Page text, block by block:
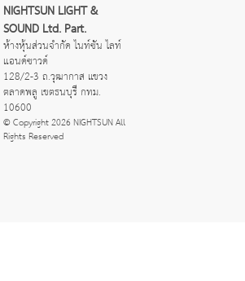
NIGHTSUN LIGHT &
SOUND Ltd. Part.
ห้างหุ้นส่วนจำกัด ไนท์ซัน ไลท์
แอนด์ซาวด์
128/2-3 ถ.วุฒากาส แขวง
ตลาดพลู เขตธนบุรี กทม.
10600
© Copyright 2026 NIGHTSUN All
Rights Reserved